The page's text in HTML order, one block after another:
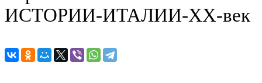
ИСТОРИИ-ИТАЛИИ-XX-век